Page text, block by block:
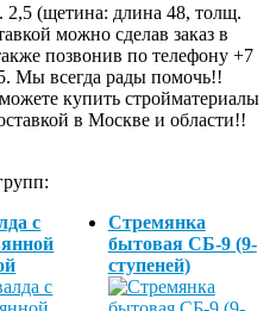
2,5 (щетина: длина 48, толщ.
можно сделав заказ в
позвонив по телефону +7
Мы всегда рады помочь!!
купить стройматериалы
в Москве и области!!
с
Стремянка
бытовая СБ-9 (9-
ступеней)